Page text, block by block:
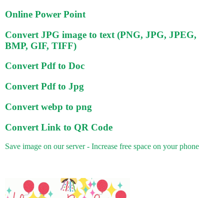
Online Power Point
Convert JPG image to text (PNG, JPG, JPEG,
BMP, GIF, TIFF)
Convert Pdf to Doc
Convert Pdf to Jpg
Convert webp to png
Convert Link to QR Code
Save image on our server - Increase free space on your phone